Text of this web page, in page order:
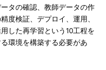
タの確認、教師データの作
度検証、デプロイ、運用、
した再学習という10工程を
環境を構築する必要があ